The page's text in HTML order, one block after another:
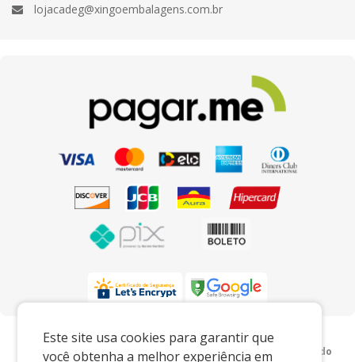
Este site usa cookies para garantir que
você obtenha a melhor experiência em
lojacadeg@xingoembalagens.com.br
Preços e condições exclusivos para o
www.xingoembalagens.com.br e para o televendas, podendo